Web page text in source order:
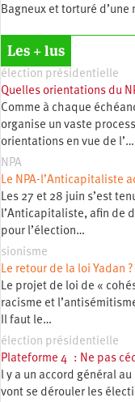
Bagneux et torturé
Les + lus
élection présidentielle
Quelles orientations du
Comme à chaque
organise un vaste
orientations en vue de l’…
NPA
Le NPA-l’Anticapitaliste
Les 27 et 28 juin s’est
l’Anticapitaliste, afin de
pour l’élection…
sionisme
Le retour de la loi Yadan ?
Le projet de loi de «
racisme et
Il faut le…
élection présidentielle
Plateforme 4 : Ne pas
l y a un accord général
vont se dérouler les